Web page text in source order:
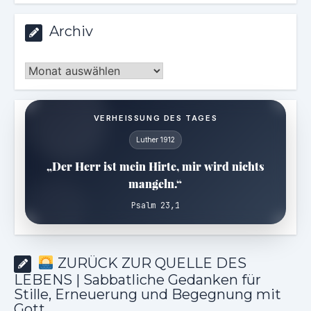
Archiv
Archiv
VERHEISSUNG DES TAGES
Luther 1912
„Der Herr ist mein Hirte, mir wird nichts
mangeln.“
Psalm 23,1
ZURÜCK ZUR QUELLE DES
LEBENS | Sabbatliche Gedanken für
Stille, Erneuerung und Begegnung mit